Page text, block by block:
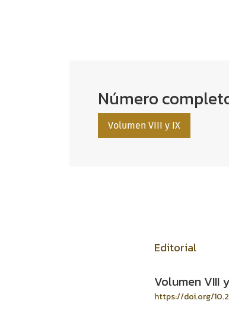
Número
Volumen VIII y IX
Editorial
Volumen VIII
https://doi.org/